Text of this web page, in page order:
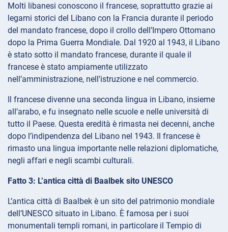
Molti libanesi conoscono il francese, soprattutto grazie ai
legami storici del Libano con la Francia durante il periodo
del mandato francese, dopo il crollo dell’Impero Ottomano
dopo la Prima Guerra Mondiale. Dal 1920 al 1943, il Libano
è stato sotto il mandato francese, durante il quale il
francese è stato ampiamente utilizzato
nell’amministrazione, nell’istruzione e nel commercio.
Il francese divenne una seconda lingua in Libano, insieme
all’arabo, e fu insegnato nelle scuole e nelle università di
tutto il Paese. Questa eredità è rimasta nei decenni, anche
dopo l’indipendenza del Libano nel 1943. Il francese è
rimasto una lingua importante nelle relazioni diplomatiche,
negli affari e negli scambi culturali.
Fatto 3: L’antica città di Baalbek sito UNESCO
L’antica città di Baalbek è un sito del patrimonio mondiale
dell’UNESCO situato in Libano. È famosa per i suoi
monumentali templi romani, in particolare il Tempio di